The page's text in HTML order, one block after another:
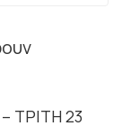
ΣΚΥΛΑΚΑΚΗ
ΤΡΙΤΗ 23